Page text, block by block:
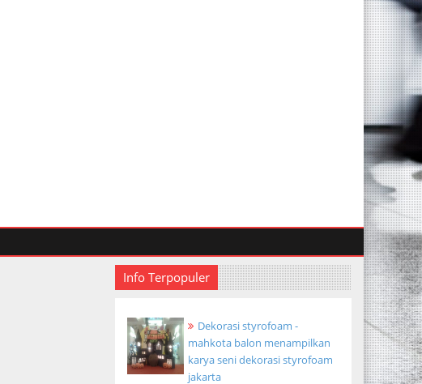
Info Terpopuler
Dekorasi styrofoam -
mahkota balon menampilkan
karya seni dekorasi styrofoam
jakarta